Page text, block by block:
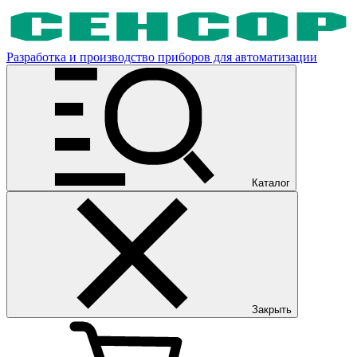
Разработка и производство приборов для автоматизации
Каталог
Закрыть